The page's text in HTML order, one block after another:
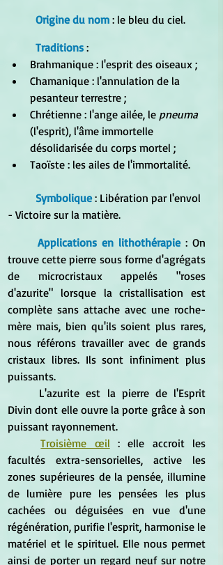
Origine du nom : le bleu du ciel.
Traditions :
Brahmanique : l'esprit des oiseaux ;
Chamanique : l'annulation de la
pesanteur terrestre ;
Chrétienne : l'ange ailée, le pneuma
(l'esprit), l'âme immortelle
désolidarisée du corps mortel ;
Taoïste : les ailes de l'immortalité.
Symbolique : Libération par l'envol
- Victoire sur la matière.
Applications en lithothérapie : On
trouve cette pierre sous forme d'agrégats
de microcristaux appelés "roses
d'azurite" lorsque la cristallisation est
complète sans attache avec une roche-
mère mais, bien qu'ils soient plus rares,
nous référons travailler avec de grands
cristaux libres. Ils sont infiniment plus
puissants.
Divin dont elle ouvre la porte grâce à son
puissant rayonnement.
Troisième œil : elle accroit les
facultés extra-sensorielles, active les
zones supérieures de la pensée, illumine
de lumière pure les pensées les plus
cachées ou déguisées en vue d'une
régénération, purifie l'esprit, harmonise le
matériel et le spirituel. Elle nous permet
ainsi de porter un regard neuf sur notre